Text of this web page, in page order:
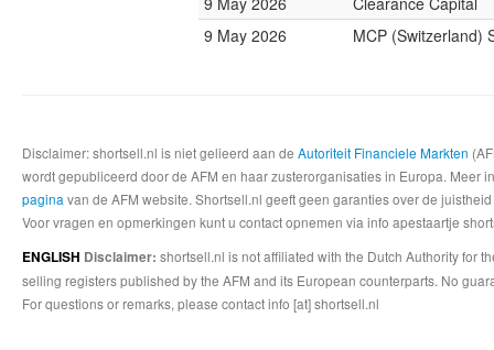
9 May 2026
MCP (Switzerland)
Disclaimer: shortsell.nl is niet gelieerd aan de Autoriteit Financiele Markten
wordt gepubliceerd door de AFM en haar zusterorganisaties in Europa.
pagina van de AFM website. Shortsell.nl geeft geen garanties over de
Voor vragen en opmerkingen kunt u contact opnemen via info apestaartje
ENGLISH Disclaimer: shortsell.nl is not affiliated with the Dutch Authority for
selling registers published by the AFM and its European counterparts. No
For questions or remarks, please contact info [at] shortsell.nl